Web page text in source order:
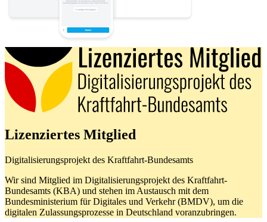
Lizenziertes Mitglied
Digitalisierungsprojekt des Kraftfahrt-Bundesamts
Wir sind Mitglied im Digitalisierungsprojekt des Kraftfahrt-
Bundesamts (KBA) und stehen im Austausch mit dem
Bundesministerium für Digitales und Verkehr (BMDV), um die
digitalen Zulassungsprozesse in Deutschland voranzubringen.